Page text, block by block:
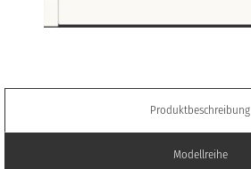
Produktbeschreibung
Modellreihe